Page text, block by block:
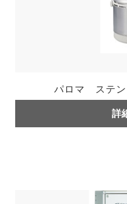
パロマ ステン
詳